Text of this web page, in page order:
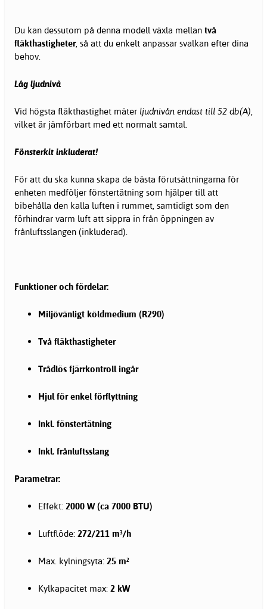
Du kan dessutom på denna modell växla mellan två
fläkthastigheter, så att du enkelt anpassar svalkan efter dina
behov.
Låg ljudnivå
Vid högsta fläkthastighet mäter ljudnivån endast till 52 db(A),
vilket är jämförbart med ett normalt samtal.
Fönsterkit inkluderat!
För att du ska kunna skapa de bästa förutsättningarna för
enheten medföljer fönstertätning som hjälper till att
bibehålla den kalla luften i rummet, samtidigt som den
förhindrar varm luft att sippra in från öppningen av
frånluftsslangen (inkluderad).
Funktioner och fördelar:
Miljövänligt köldmedium (R290)
Två fläkthastigheter
Trådlös fjärrkontroll ingår
Hjul för enkel förflyttning
Inkl. fönstertätning
Inkl. frånluftsslang
Parametrar:
Effekt: 2000 W (ca 7000 BTU)
Luftflöde: 272/211 m³/h
Max. kylningsyta: 25 m²
Kylkapacitet max: 2 kW